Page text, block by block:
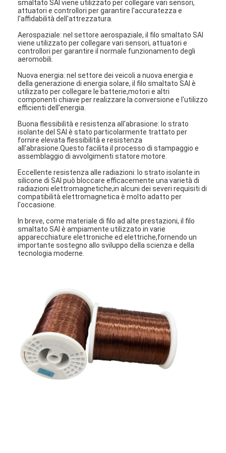
smaltato SAI viene utilizzato per collegare vari sensori,
attuatori e controllori per garantire l'accuratezza e
l'affidabilità dell'attrezzatura.
Aerospaziale: nel settore aerospaziale, il filo smaltato SAI
viene utilizzato per collegare vari sensori, attuatori e
controllori per garantire il normale funzionamento degli
aeromobili.
Nuova energia: nel settore dei veicoli a nuova energia e
della generazione di energia solare, il filo smaltato SAI è
utilizzato per collegare le batterie,motori e altri
componenti chiave per realizzare la conversione e l'utilizzo
efficienti dell'energia.
Buona flessibilità e resistenza all'abrasione: lo strato
isolante del SAI è stato particolarmente trattato per
fornire elevata flessibilità e resistenza
all'abrasione.Questo facilita il processo di stampaggio e
assemblaggio di avvolgimenti statore motore.
Eccellente resistenza alle radiazioni: lo strato isolante in
silicone di SAI può bloccare efficacemente una varietà di
radiazioni elettromagnetiche,in alcuni dei severi requisiti di
compatibilità elettromagnetica è molto adatto per
l'occasione.
In breve, come materiale di filo ad alte prestazioni, il filo
smaltato SAI è ampiamente utilizzato in varie
apparecchiature elettroniche ed elettriche,fornendo un
importante sostegno allo sviluppo della scienza e della
tecnologia moderne.